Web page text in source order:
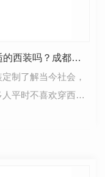
成都厂服定做推荐你不能买一套合适的西装吗？成都西装定制
制了解当今社会，
平时不喜欢穿西
在家里准备一套…